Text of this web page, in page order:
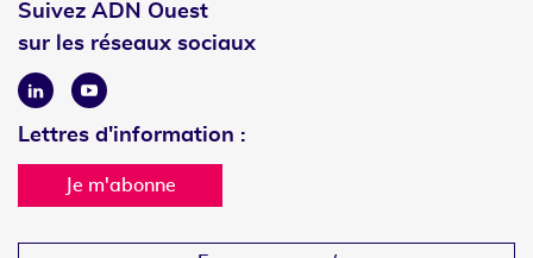
Suivez ADN Ouest
sur les réseaux sociaux
LinkedinYoutube
Lettres d'information :
Je m'abonne